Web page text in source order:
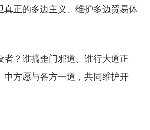
正的多边主义、维护多边贸易体
？谁搞歪门邪道、谁行大道正
方愿与各方一道，共同维护开